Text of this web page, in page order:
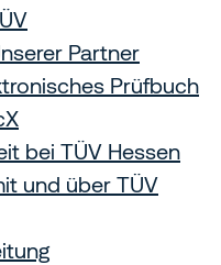
Partner
Prüfbuch
bei TÜV Hessen
und über TÜV